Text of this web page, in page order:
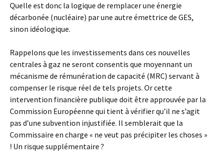
Quelle est donc la logique de remplacer une énergie
décarbonée (nucléaire) par une autre émettrice de GES,
sinon idéologique.
Rappelons que les investissements dans ces nouvelles
centrales à gaz ne seront consentis que moyennant un
mécanisme de rémunération de capacité (MRC) servant à
compenser le risque réel de tels projets. Or cette
intervention financière publique doit être approuvée par la
Commission Européenne qui tient à vérifier qu’il ne s’agit
pas d’une subvention injustifiée. Il semblerait que la
Commissaire en charge « ne veut pas précipiter les choses »
! Un risque supplémentaire ?